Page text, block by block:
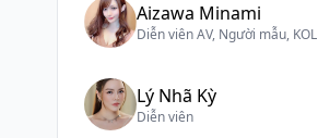
Aizawa Minami
Diễn viên AV, Người mẫu, KOL
Lý Nhã Kỳ
Diễn viên